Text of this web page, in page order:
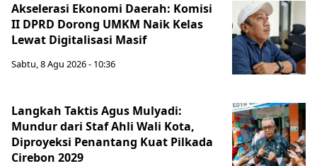
Akselerasi Ekonomi Daerah: Komisi
II DPRD Dorong UMKM Naik Kelas
Lewat Digitalisasi Masif
Sabtu, 8 Agu 2026 - 10:36
Langkah Taktis Agus Mulyadi:
Mundur dari Staf Ahli Wali Kota,
Diproyeksi Penantang Kuat Pilkada
Cirebon 2029